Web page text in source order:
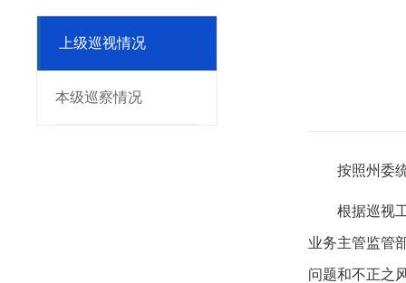
上级巡视情况
本级巡察情况
按照州委
根据巡视
业务主管监管
问题和不正之